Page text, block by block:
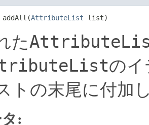
addAll​(AttributeList list)
た
のイ
トの末尾に付加
: